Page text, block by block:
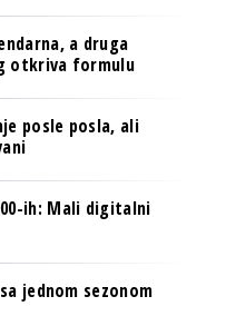
a druga
otkriva formulu
posle posla, ali
ih: Mali digitalni
jednom sezonom